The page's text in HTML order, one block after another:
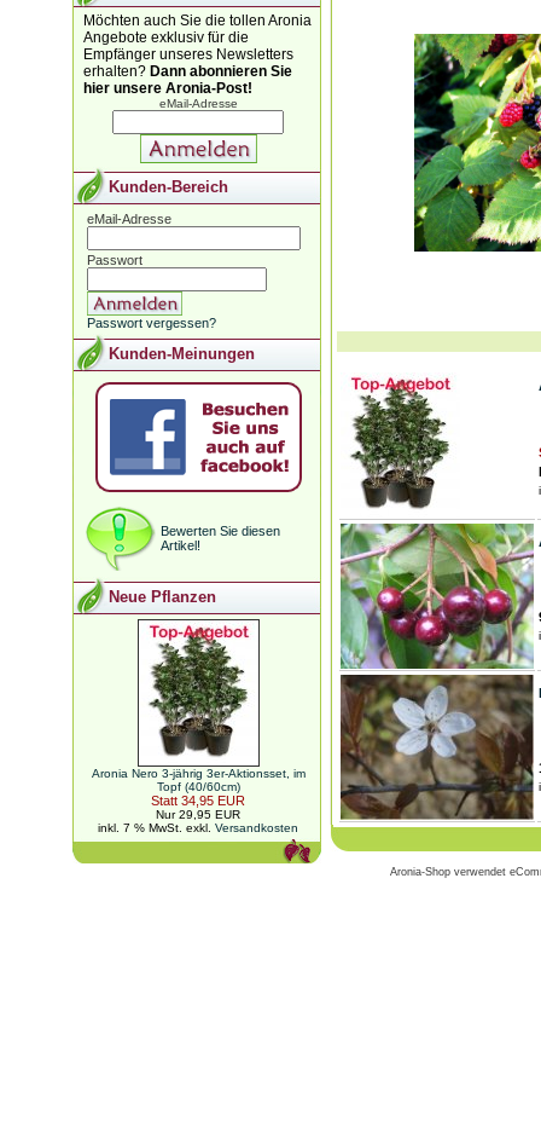
Möchten auch Sie die tollen Aronia
Angebote exklusiv für die
Empfänger unseres Newsletters
erhalten? Dann abonnieren Sie
hier unsere Aronia-Post!
eMail-Adresse
Kunden-Bereich
eMail-Adresse
Passwort
Passwort vergessen?
Kunden-Meinungen
Bewerten Sie diesen
Artikel!
Neue Pflanzen
Aronia Nero 3-jährig 3er-Aktionsset, im
Topf (40/60cm)
Statt 34,95 EUR
Nur 29,95 EUR
inkl. 7 % MwSt. exkl. Versandkosten
Aronia-Shop verwendet